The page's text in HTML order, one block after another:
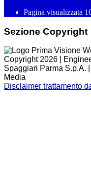
Pagina visualizzata
Sezione Copyright
Copyright 2026 |
Spaggiari Parma S.p.A.
Media
Disclaimer trattamento